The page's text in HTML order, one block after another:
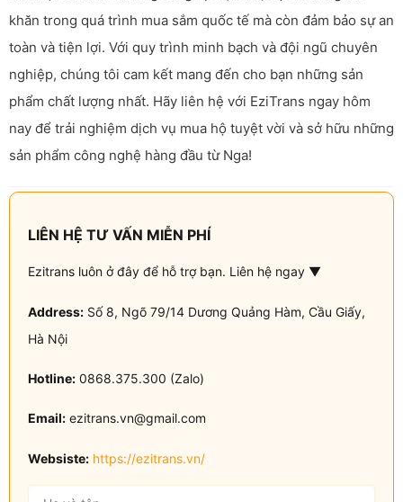
khăn trong quá trình mua sắm quốc tế mà còn đảm bảo sự an
toàn và tiện lợi. Với quy trình minh bạch và đội ngũ chuyên
nghiệp, chúng tôi cam kết mang đến cho bạn những sản
phẩm chất lượng nhất. Hãy liên hệ với EziTrans ngay hôm
nay để trải nghiệm dịch vụ mua hộ tuyệt vời và sở hữu những
sản phẩm công nghệ hàng đầu từ Nga!
LIÊN HỆ TƯ VẤN MIỄN PHÍ
Ezitrans luôn ở đây để hỗ trợ bạn. Liên hệ ngay ▼
Address: Số 8, Ngõ 79/14 Dương Quảng Hàm, Cầu Giấy,
Hà Nội
Hotline: 0868.375.300 (Zalo)
Email: ezitrans.vn@gmail.com
Websiste: https://ezitrans.vn/